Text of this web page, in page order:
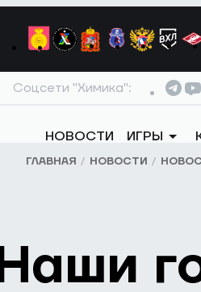
Соцсети "Химика":
НОВОСТИ ИГРЫ
ГЛАВНАЯ НОВОСТИ